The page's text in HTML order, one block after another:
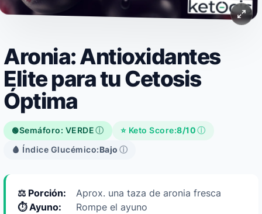
Aronia: Antioxidantes
Elite para tu Cetosis
Óptima
🟢Semáforo: VERDEⓘ ⭐ Keto Score:8/10ⓘ
🩸 Índice Glucémico:Bajo ⓘ
⚖️ Porción:
Aprox. una taza de aronia fresca
⏱️ Ayuno:
Rompe el ayuno